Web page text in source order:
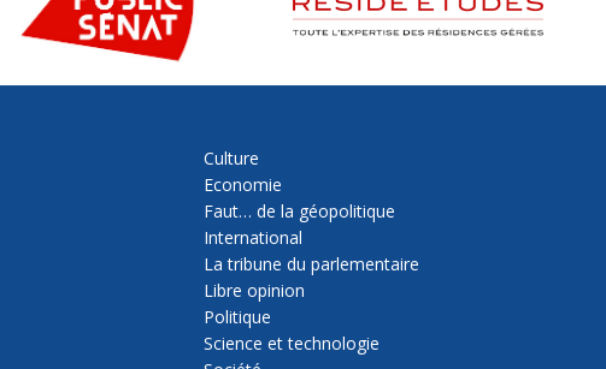
Culture
Economie
Faut… de la géopolitique
International
La tribune du parlementaire
Libre opinion
Politique
Science et technologie